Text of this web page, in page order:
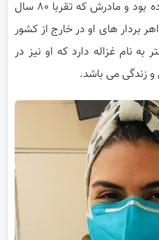
قبل به دلیل سرطان از دست داده بود و مادرش که تقربا ۸۰ سال
بردار های او در خارج از کشور
نام غزاله دارد که او نیز در
زندگی می باشد.